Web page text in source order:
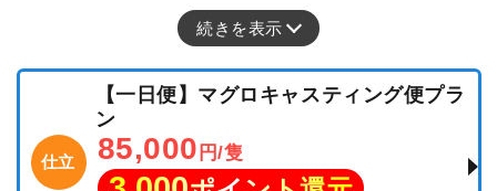
続きを表示
仕立
【一日便】マグロキャスティング便プラ
ン
85,000 円/隻